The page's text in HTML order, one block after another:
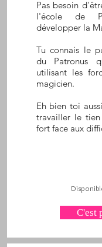
Pas besoin
l'école de
développer la
Tu connais le
du Patronus
utilisant les
magicien.
Eh bien toi
travailler le
fort face aux
C'est